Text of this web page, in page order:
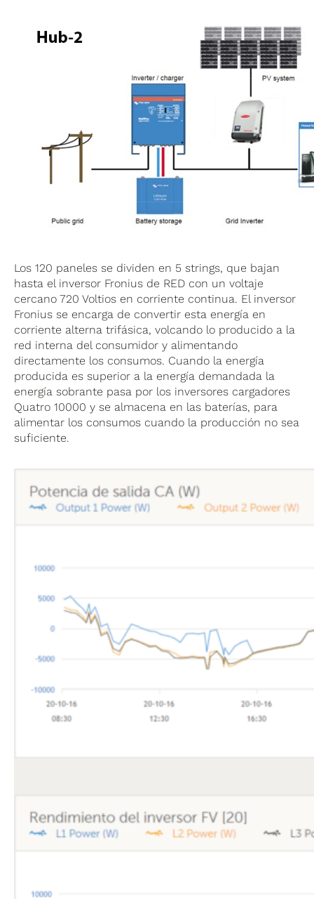
Los 120 paneles se dividen en 5 strings, que bajan
hasta el inversor Fronius de RED con un voltaje
cercano 720 Voltios en corriente continua. El inversor
Fronius se encarga de convertir esta energía en
corriente alterna trifásica, volcando lo producido a la
red interna del consumidor y alimentando
directamente los consumos. Cuando la energía
producida es superior a la energía demandada la
energía sobrante pasa por los inversores cargadores
Quatro 10000 y se almacena en las baterías, para
alimentar los consumos cuando la producción no sea
suficiente.